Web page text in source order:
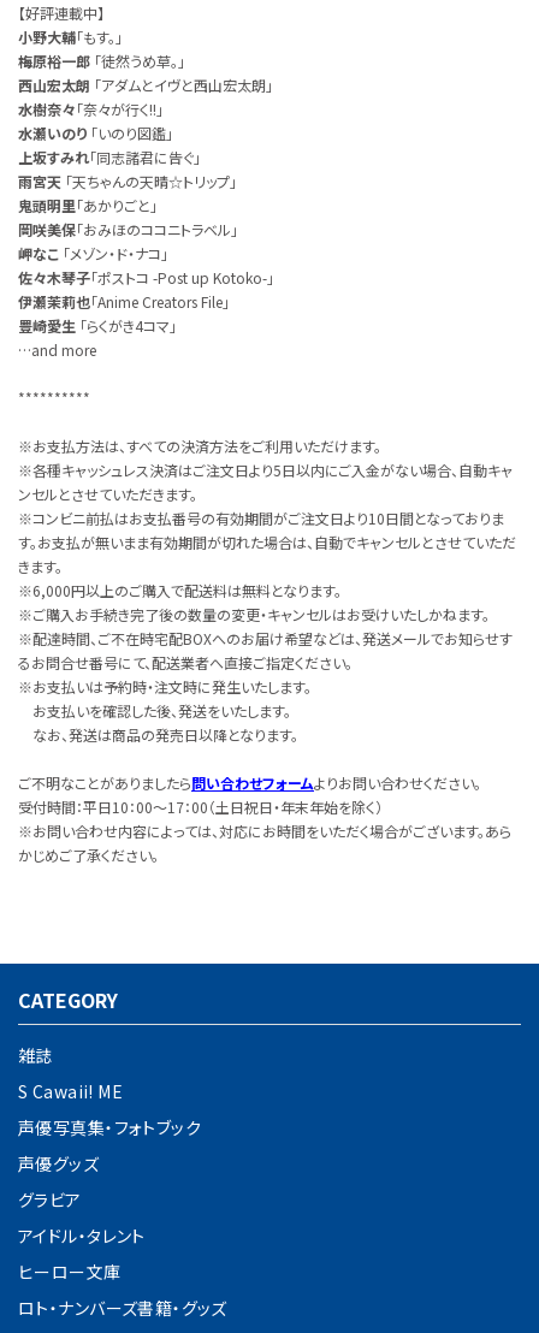
【好評連載中】
小野大輔「もす。」
梅原裕一郎 「徒然うめ草。」
西山宏太朗 「アダムとイヴと西山宏太朗」
水樹奈々「奈々が行く!!」
水瀬いのり 「いのり図鑑」
上坂すみれ「同志諸君に告ぐ」
雨宮天 「天ちゃんの天晴☆トリップ」
鬼頭明里「あかりごと」
岡咲美保「おみほのココニトラベル」
岬なこ 「メゾン・ド・ナコ」
佐々木琴子「ポストコ -Post up Kotoko-」
伊瀬茉莉也「Anime Creators File」
豊崎愛生 「らくがき4コマ」
…and more
**********
※お支払方法は、すべての決済方法をご利用いただけます。
※各種キャッシュレス決済はご注文日より5日以内にご入金がない場合、自動キャ
ンセルとさせていただきます。
※コンビニ前払はお支払番号の有効期間がご注文日より10日間となっておりま
す。お支払が無いまま有効期間が切れた場合は、自動でキャンセルとさせていただ
きます。
※6,000円以上のご購入で配送料は無料となります。
※ご購入お手続き完了後の数量の変更・キャンセルはお受けいたしかねます。
※配達時間、ご不在時宅配BOXへのお届け希望などは、発送メールでお知らせす
るお問合せ番号にて、配送業者へ直接ご指定ください。
※お支払いは予約時・注文時に発生いたします。
お支払いを確認した後、発送をいたします。
なお、発送は商品の発売日以降となります。
ご不明なことがありましたら問い合わせフォームよりお問い合わせください。
受付時間：平日10：00～17：00（土日祝日・年末年始を除く）
※お問い合わせ内容によっては、対応にお時間をいただく場合がございます。あら
かじめご了承ください。
CATEGORY
雑誌
S Cawaii! ME
声優写真集・フォトブック
声優グッズ
グラビア
アイドル・タレント
ヒーロー文庫
ロト・ナンバーズ書籍・グッズ